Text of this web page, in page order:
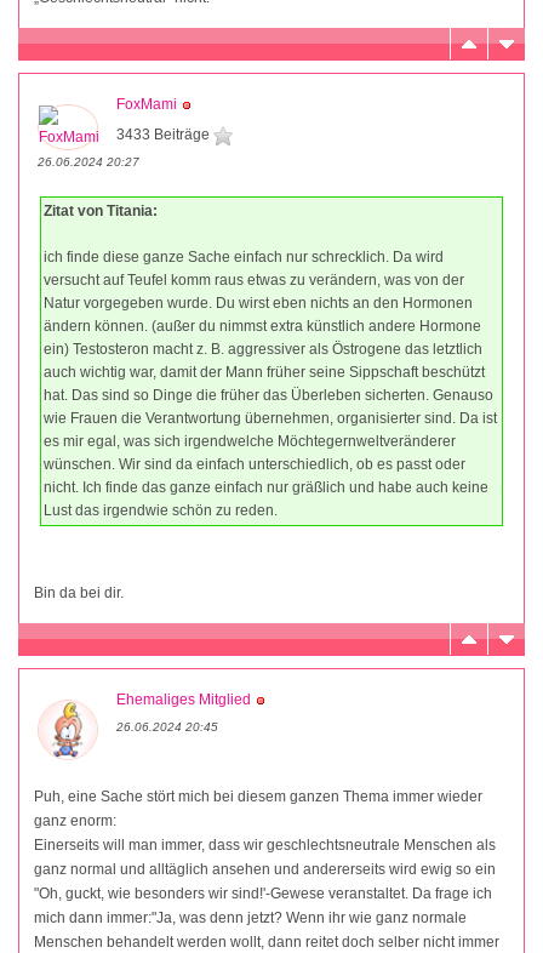
FoxMami
3433 Beiträge
26.06.2024 20:27
Zitat von Titania:
ich finde diese ganze Sache einfach nur schrecklich. Da wird
versucht auf Teufel komm raus etwas zu verändern, was von der
Natur vorgegeben wurde. Du wirst eben nichts an den Hormonen
ändern können. (außer du nimmst extra künstlich andere Hormone
ein) Testosteron macht z. B. aggressiver als Östrogene das letztlich
auch wichtig war, damit der Mann früher seine Sippschaft beschützt
hat. Das sind so Dinge die früher das Überleben sicherten. Genauso
wie Frauen die Verantwortung übernehmen, organisierter sind. Da ist
es mir egal, was sich irgendwelche Möchtegernweltveränderer
wünschen. Wir sind da einfach unterschiedlich, ob es passt oder
nicht. Ich finde das ganze einfach nur gräßlich und habe auch keine
Lust das irgendwie schön zu reden.
Bin da bei dir.
Ehemaliges Mitglied
26.06.2024 20:45
Puh, eine Sache stört mich bei diesem ganzen Thema immer wieder
ganz enorm:
Einerseits will man immer, dass wir geschlechtsneutrale Menschen als
ganz normal und alltäglich ansehen und andererseits wird ewig so ein
"Oh, guckt, wie besonders wir sind!'-Gewese veranstaltet. Da frage ich
mich dann immer:"Ja, was denn jetzt? Wenn ihr wie ganz normale
Menschen behandelt werden wollt, dann reitet doch selber nicht immer